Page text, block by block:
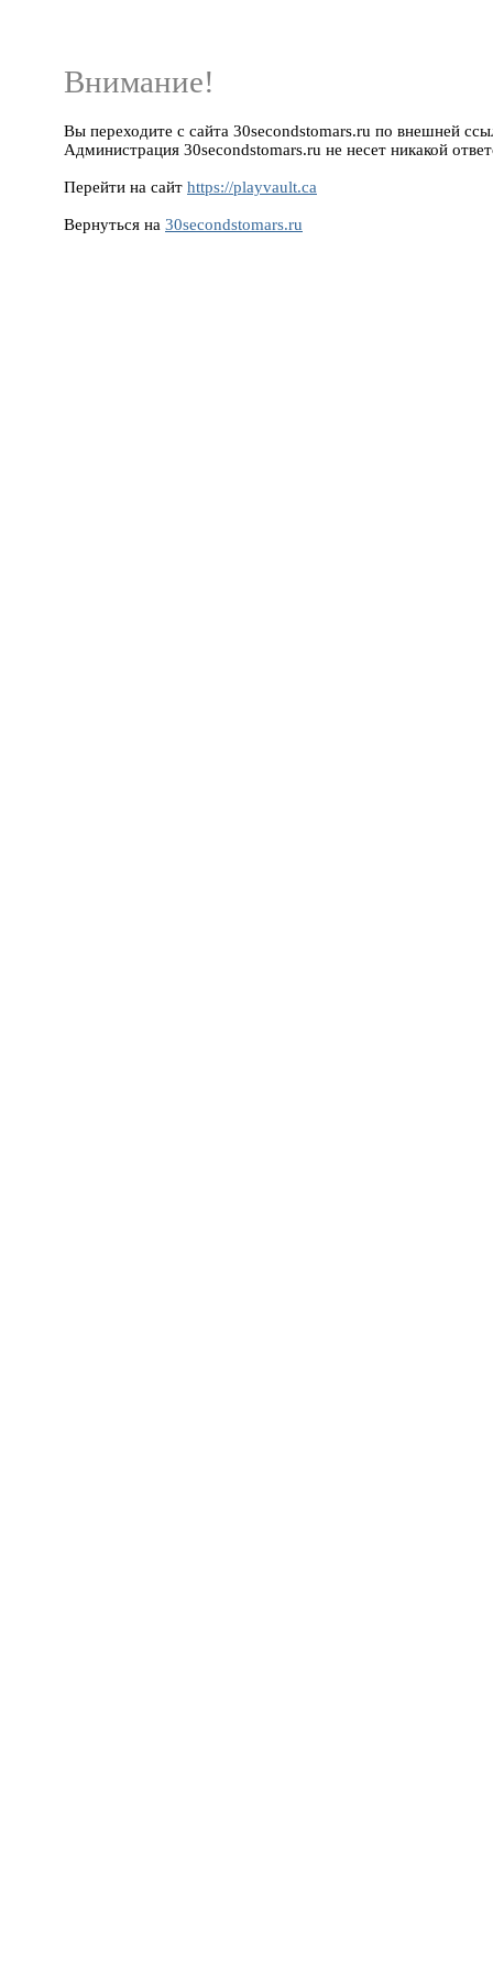
Внимание!
Вы переходите с сайта 30secondstomars.ru по внешней
Администрация 30secondstomars.ru не несет никакой
Перейти на сайт https://playvault.ca
Вернуться на 30secondstomars.ru